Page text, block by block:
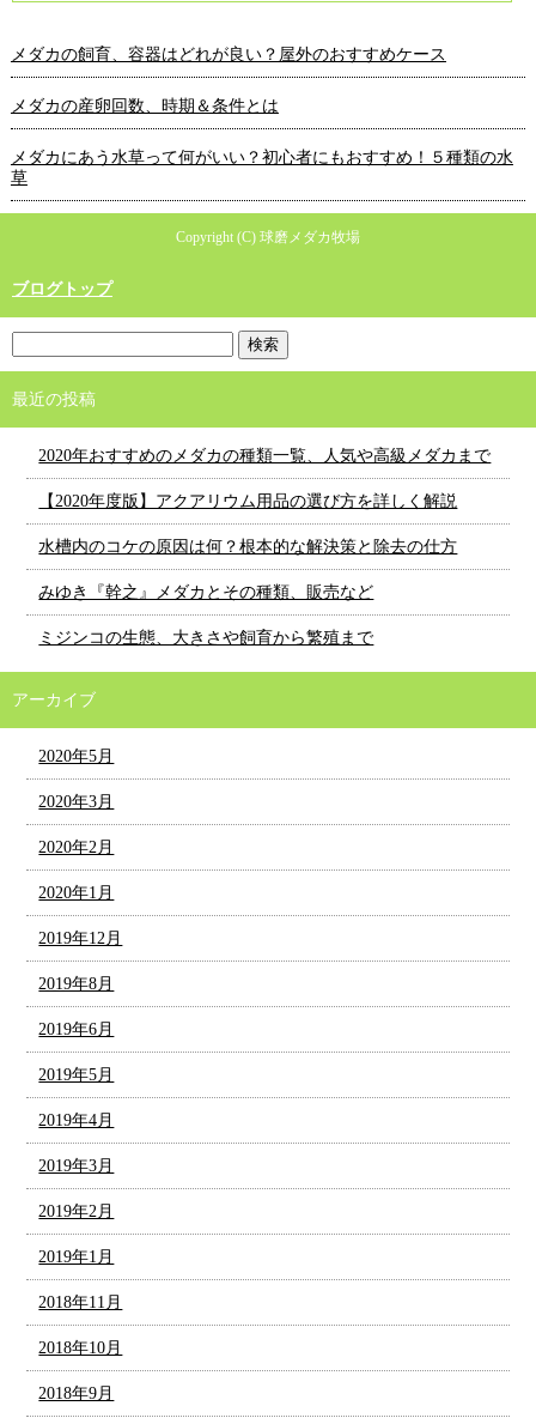
メダカの飼育、容器はどれが良い？屋外のおすすめケース
メダカの産卵回数、時期＆条件とは
メダカにあう水草って何がいい？初心者にもおすすめ！５種類の水
草
Copyright (C) 球磨メダカ牧場
ブログトップ
最近の投稿
2020年おすすめのメダカの種類一覧、人気や高級メダカまで
【2020年度版】アクアリウム用品の選び方を詳しく解説
水槽内のコケの原因は何？根本的な解決策と除去の仕方
みゆき『幹之』メダカとその種類、販売など
ミジンコの生態、大きさや飼育から繁殖まで
アーカイブ
2020年5月
2020年3月
2020年2月
2020年1月
2019年12月
2019年8月
2019年6月
2019年5月
2019年4月
2019年3月
2019年2月
2019年1月
2018年11月
2018年10月
2018年9月